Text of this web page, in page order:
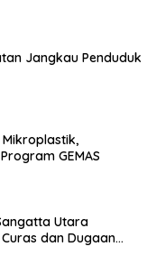
Jangkau Penduduk
GEMAS
Utara
dan Dugaan